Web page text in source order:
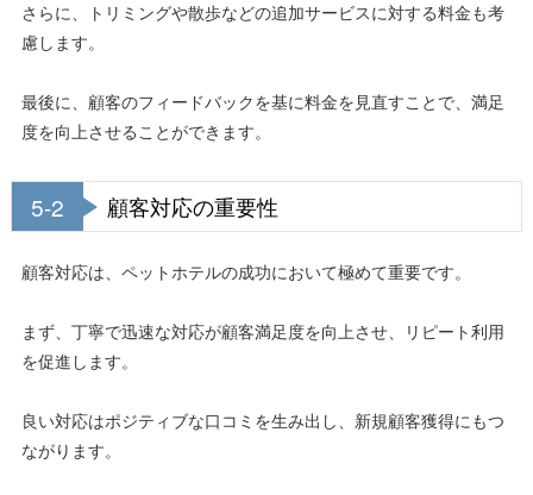
さらに、トリミングや散歩などの追加サービスに対する料金も考
慮します。
最後に、顧客のフィードバックを基に料金を見直すことで、満足
度を向上させることができます。
5-2 顧客対応の重要性
顧客対応は、ペットホテルの成功において極めて重要です。
まず、丁寧で迅速な対応が顧客満足度を向上させ、リピート利用
を促進します。
良い対応はポジティブな口コミを生み出し、新規顧客獲得にもつ
ながります。